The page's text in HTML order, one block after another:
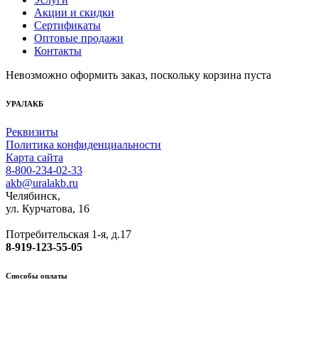
Акции и скидки
Сертификаты
Оптовые продажи
Контакты
Невозможно оформить заказ, поскольку корзина пуста
УРАЛАКБ
Реквизиты
Политика конфиденциальности
Карта сайта
8-800-234-02-33
akb@uralakb.ru
Челябинск,
ул. Курчатова, 16
Потребительская 1-я, д.17
8-919-123-55-05
Способы оплаты